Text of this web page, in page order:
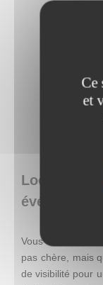
Loca
Vous
pas chère, mais
de visibilité pour
Ce
et